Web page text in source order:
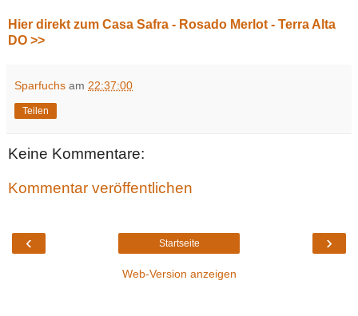
Hier direkt zum Casa Safra - Rosado Merlot - Terra Alta
DO >>
Sparfuchs am 22:37:00
Teilen
Keine Kommentare:
Kommentar veröffentlichen
‹ ›
Startseite
Web-Version anzeigen